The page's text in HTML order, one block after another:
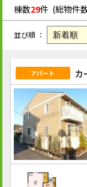
棟数29件 (総物件
並び順 ：
アパート カ